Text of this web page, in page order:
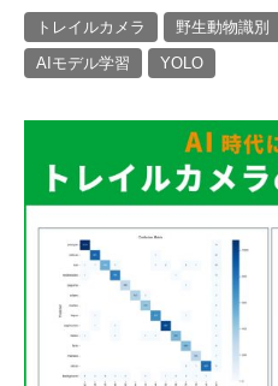
熊出没地域の対策法！安全な
アウトドアライフを送るため
トレイルカメラ 野生動物識別
AIモデル学習
YOLO